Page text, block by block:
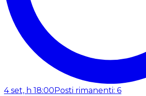
4 set, h 18:00Posti rimanenti: 6